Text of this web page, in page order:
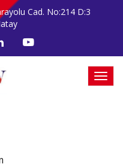
Cad. No:214 D:3